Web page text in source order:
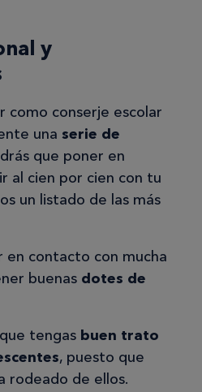
y
como conserje escolar
una serie de
que poner en
al cien por cien con tu
un listado de las más
contacto con mucha
buenas dotes de
tengas buen trato
, puesto que
rodeado de ellos.